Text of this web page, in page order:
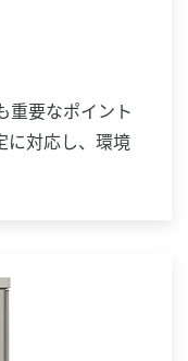
重要なポイント
に対応し、環境